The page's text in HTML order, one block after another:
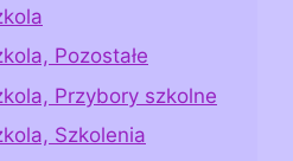
Pozostałe
Przybory szkolne
Szkolenia